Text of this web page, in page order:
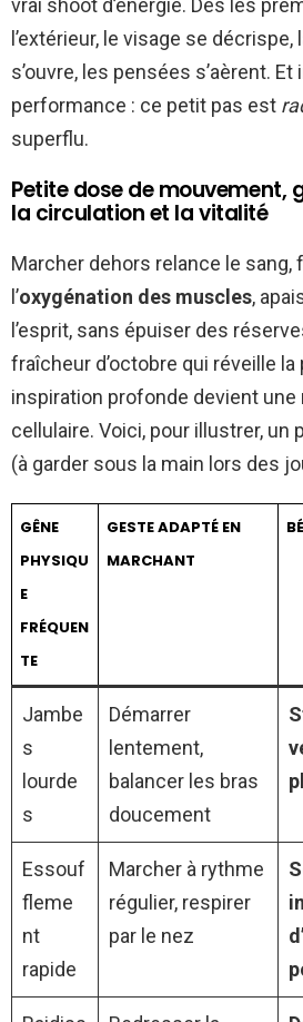
vrai shoot d’énergie. Dès les
l’extérieur, le visage se
s’ouvre, les pensées s’aèrent.
performance : ce petit pas est
superflu.
Petite dose de mouvement,
la circulation et la vitalité
Marcher dehors relance le sang,
l’oxygénation des muscles,
l’esprit, sans épuiser des
fraîcheur d’octobre qui réveille la
inspiration profonde devient une
cellulaire. Voici, pour illustrer, un
(à garder sous la main lors des
GÊNE
PHYSIQU
E
FRÉQUEN
TE
GESTE ADAPTÉ EN
MARCHANT
Jambe
s
lourde
s
Démarrer
lentement,
balancer les bras
doucement
Essouf
fleme
nt
rapide
Marcher à rythme
régulier, respirer
par le nez